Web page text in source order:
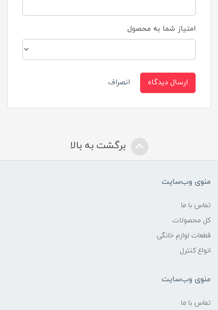
امتیاز شما به محصول
ارسال دیدگاه انصراف
برگشت به بالا
منوی وب‌سایت
تماس با ما
کل محصولات
قطعات لوازم خانگی
انواع کنترل
منوی وب‌سایت
تماس با ما